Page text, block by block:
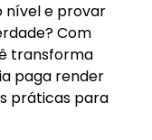
nível e provar
Com
transforma
paga render
práticas para